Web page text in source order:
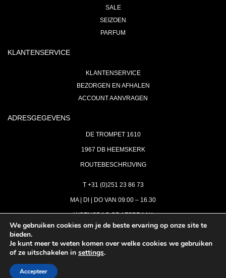
SALE
SEIZOEN
PARFUM
KLANTENSERVICE
KLANTENSERVICE
BEZORGEN EN AFHALEN
ACCOUNT AANVRAGEN
ADRESGEGEVENS
DE TROMPET 1610
1967 DB HEEMSKERK
ROUTEBESCHRIJVING
T +31 (0)251 23 86 73
MA | DI | DO VAN 09:00 – 16.30
WOENSDAG OP AFSPRAAK
INFO@ASTH.NL
We gebruiken cookies om je de beste ervaring op onze site te
bieden.
Je kunt meer te weten komen over welke cookies we gebruiken
of ze uitschakelen in settings.
Accepteer